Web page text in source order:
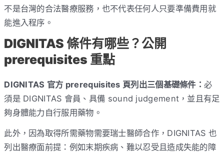
不是台灣的合法醫療服務，也不代表任何人只要準備費用就
能進入程序。
DIGNITAS 條件有哪些？公開
prerequisites 重點
DIGNITAS 官方 prerequisites 頁列出三個基礎條件：必
須是 DIGNITAS 會員、具備 sound judgement，並且有足
夠身體能力自行服用藥物。
此外，因為取得所需藥物需要瑞士醫師合作，DIGNITAS 也
列出醫療面前提：例如末期疾病、難以忍受且造成失能的障